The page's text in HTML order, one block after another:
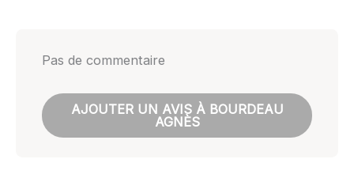
Pas de commentaire
AJOUTER UN AVIS À BOURDEAU
AGNÈS